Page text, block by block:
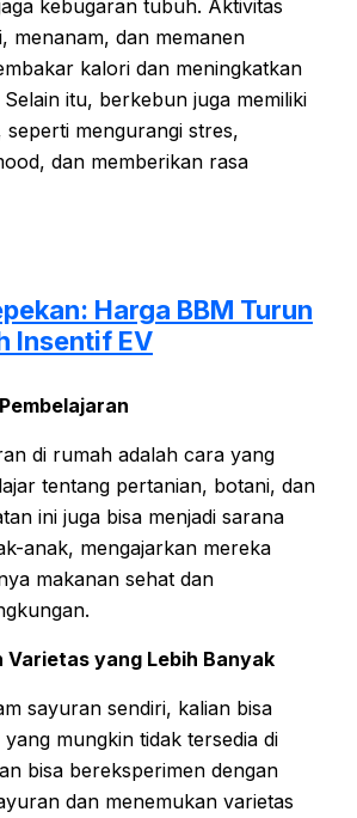
kebugaran tubuh. Aktivitas
menanam, dan memanen
kalori dan meningkatkan
itu, berkebun juga memiliki
seperti mengurangi stres,
dan memberikan rasa
Harga BBM Turun
Insentif EV
di rumah adalah cara yang
tentang pertanian, botani, dan
ini juga bisa menjadi sarana
anak, mengajarkan mereka
makanan sehat dan
Varietas yang Lebih Banyak
sayuran sendiri, kalian bisa
mungkin tidak tersedia di
bisa bereksperimen dengan
dan menemukan varietas